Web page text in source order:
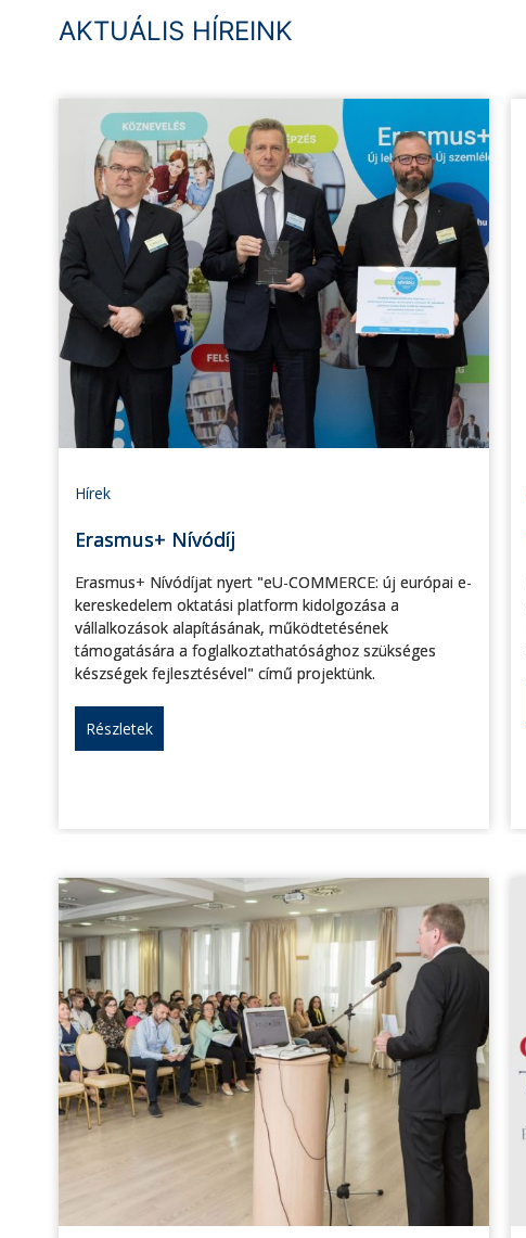
AKTUÁLIS HÍREINK
Hírek
Erasmus+ Nívódíj
Erasmus+ Nívódíjat nyert "eU-COMMERCE: új európai e-
kereskedelem oktatási platform kidolgozása a
vállalkozások alapításának, működtetésének
támogatására a foglalkoztathatósághoz szükséges
készségek fejlesztésével" című projektünk.
Részletek